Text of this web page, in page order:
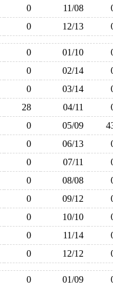
0 11/08
0 12/13
0 01/10
0 02/14
0 03/14
28 04/11
0 05/09
0 06/13
0 07/11
0 08/08
0 09/12
0 10/10
0 11/14
0 12/12
0 01/09